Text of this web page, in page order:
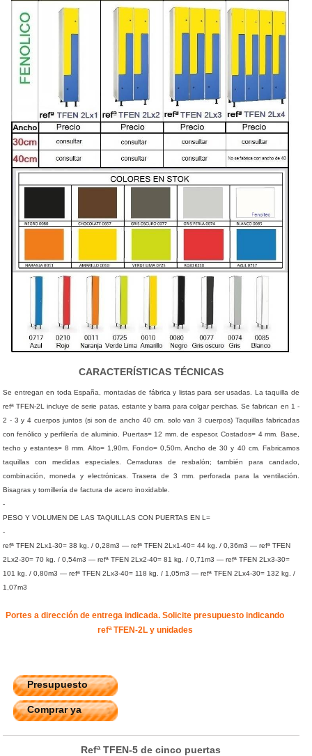
CARACTERÍSTICAS TÉCNICAS
Se entregan en toda España, montadas de fábrica y listas para ser usadas. La taquilla de
refª TFEN-2L incluye de serie patas, estante y barra para colgar perchas. Se fabrican en 1 -
2 - 3 y 4 cuerpos juntos (si son de ancho 40 cm. solo van 3 cuerpos) Taquillas fabricadas
con fenólico y perfilería de aluminio. Puertas= 12 mm. de espesor. Costados= 4 mm. Base,
techo y estantes= 8 mm. Alto= 1,90m. Fondo= 0,50m. Ancho de 30 y 40 cm. Fabricamos
taquillas con medidas especiales. Cerraduras de resbalón; también para candado,
combinación, moneda y electrónicas. Trasera de 3 mm. perforada para la ventilación.
Bisagras y tornillería de factura de acero inoxidable.
-
PESO Y VOLUMEN DE LAS TAQUILLAS CON PUERTAS EN L=
-
refª TFEN 2Lx1-30= 38 kg. / 0,28m3 — refª TFEN 2Lx1-40= 44 kg. / 0,36m3 — refª TFEN
2Lx2-30= 70 kg. / 0,54m3 — refª TFEN 2Lx2-40= 81 kg. / 0,71m3 — refª TFEN 2Lx3-30=
101 kg. / 0,80m3 — refª TFEN 2Lx3-40= 118 kg. / 1,05m3 — refª TFEN 2Lx4-30= 132 kg. /
1,07m3
Portes a dirección de entrega indicada. Solicite presupuesto indicando
refª TFEN-2L y unidades
Presupuesto
Comprar ya
Refª TFEN-5 de cinco puertas